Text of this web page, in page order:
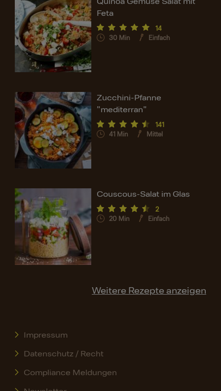
Feta
14
30 Min Einfach
Zucchini-Pfanne
"mediterran"
141
41 Min Mittel
Couscous-Salat im Glas
2
20 Min Einfach
Weitere Rezepte anzeigen
Impressum
Datenschutz / Recht
Compliance Meldungen